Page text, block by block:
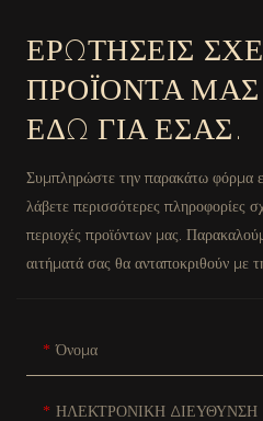
ΕΡΩΤΉΣΕΙΣ
ΠΡΟΪΌΝΤΑ
ΕΔΏ ΓΙΑ ΕΣΆΣ.
Συμπληρώστε την παρακάτω φόρμα
λάβετε περισσότερες πληροφορίες
περιοχές προϊόντων μας.
αιτήματά σας θα ανταποκριθούν με
Όνομα
ΗΛΕΚΤΡΟΝΙΚΗ ΔΙΕΥΘΥΝΣΗ